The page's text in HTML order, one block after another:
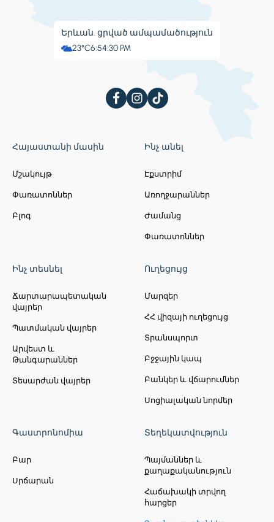
Երևան. ցրված ամպամածություն
23°C6:54:31 PM
Հայաստանի մասին
Մշակույթ
Փառատոններ
Բլոգ
Ինչ անել
Էքստրիմ
Առողջարաններ
Ժամանց
Փառատոններ
Ինչ տեսնել
Ճարտարապետական
վայրեր
Պատմական վայրեր
Արվեստ և
Թանգարաններ
Տեսարժան վայրեր
Ուղեցույց
Մարզեր
ՀՀ վիզայի ուղեցույց
Տրանսպորտ
Բջջային կապ
Բանկեր և վճարումներ
Սոցիալական նորմեր
Գաստրոնոմիա
Բար
Սրճարան
Տեղեկատվություն
Պայմաններ և
քաղաքականություն
Հաճախակի տրվող
հարցեր